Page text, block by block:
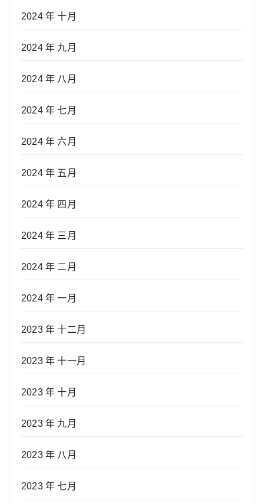
2024 年 十月
2024 年 九月
2024 年 八月
2024 年 七月
2024 年 六月
2024 年 五月
2024 年 四月
2024 年 三月
2024 年 二月
2024 年 一月
2023 年 十二月
2023 年 十一月
2023 年 十月
2023 年 九月
2023 年 八月
2023 年 七月